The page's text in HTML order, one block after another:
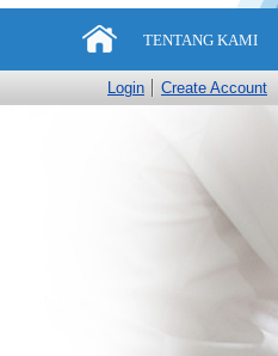
TENTANG KAMI
Login Create Account